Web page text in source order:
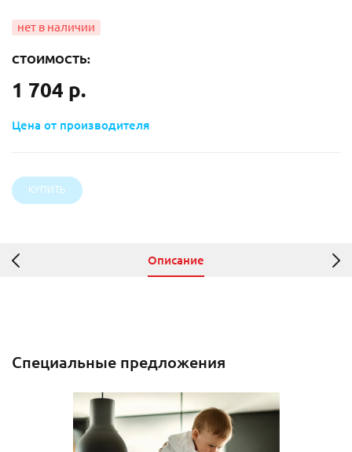
СТОИМОСТЬ:
1 704 р.
Цена от производителя
Описание
Специальные предложения